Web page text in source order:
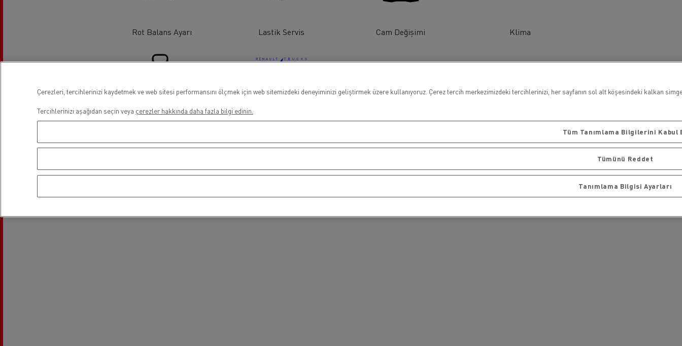
Rot Balans Ayarı Lastik Servis Cam Değişimi Klima
Finans Elektrikli Araçlar
Lokasyon
Çerezleri, tercihlerinizi kaydetmek ve web sitesi performansını ölçmek için web sitemizdeki deneyiminizi geliştirmek üzere kullanıyoruz. Çerez tercih merkezimizdeki tercihlerinizi, her sayfanın sol alt köşesindeki kalkan
Tercihlerinizi aşağıdan seçin veya çerezler hakkında daha fazla bilgi edinin.
Tüm Tanımlama Bilgilerini Kabul
Tümünü Reddet
Tanımlama Bilgisi Ayarları